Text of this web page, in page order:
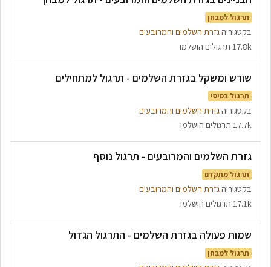
תרגול למבחן
בקטגוריהגזרת השלמים והמרובעים
17.8k תרגולים הושלמו
שורש ומשקל בגזרת השלמים - תרגול למתחילים
תרגול בסיסי
בקטגוריהגזרת השלמים והמרובעים
17.7k תרגולים הושלמו
גזרת השלמים והמרובעים - תרגול נוסף
תרגול מתקדם
בקטגוריהגזרת השלמים והמרובעים
17.1k תרגולים הושלמו
שמות פעולה בגזרת השלמים - התרגול הגדול
תרגול למבחן